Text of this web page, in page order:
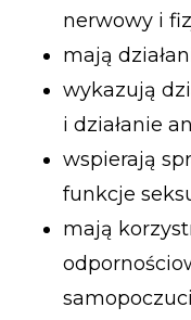
nerwowy i
mają
wykazują
i działanie
wspierają
funkcje
mają